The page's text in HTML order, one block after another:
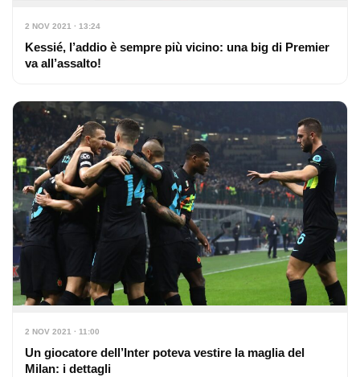
2 NOV 2021 · 13:24
Kessié, l’addio è sempre più vicino: una big di Premier
va all’assalto!
2 NOV 2021 · 11:00
Un giocatore dell’Inter poteva vestire la maglia del
Milan: i dettagli